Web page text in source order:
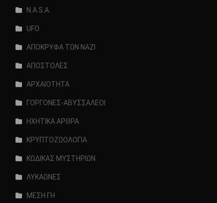
N.A.S.A.
UFO
ΑΠΟΚΡΥΦΑ ΤΩΝ ΝΑΖΙ
ΑΠΟΣΤΟΛΕΣ
ΑΡΧΑΙΟΤΗΤΑ
ΓΟΡΓΟΝΕΣ-ΑΒΥΣΣΑΛΕΟΙ
ΗΧΗΤΙΚΑ ΑΡΘΡΑ
ΚΡΥΠΤΟΖΩΟΛΟΓΙΑ
ΚΩΔΙΚΑΣ ΜΥΣΤΗΡΙΩΝ
ΛΥΚΑΩΝΕΣ
ΜΕΣΗ ΓΗ